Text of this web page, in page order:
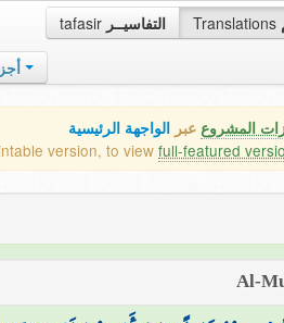
tafasir التفاسيــر Translations
المشروع عبر الواجهة الرئيسية
version, to view full-featured